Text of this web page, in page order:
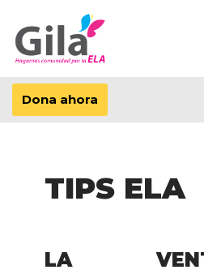
Saltar
al
contenido
Dona ahora
TIPS ELA
LA